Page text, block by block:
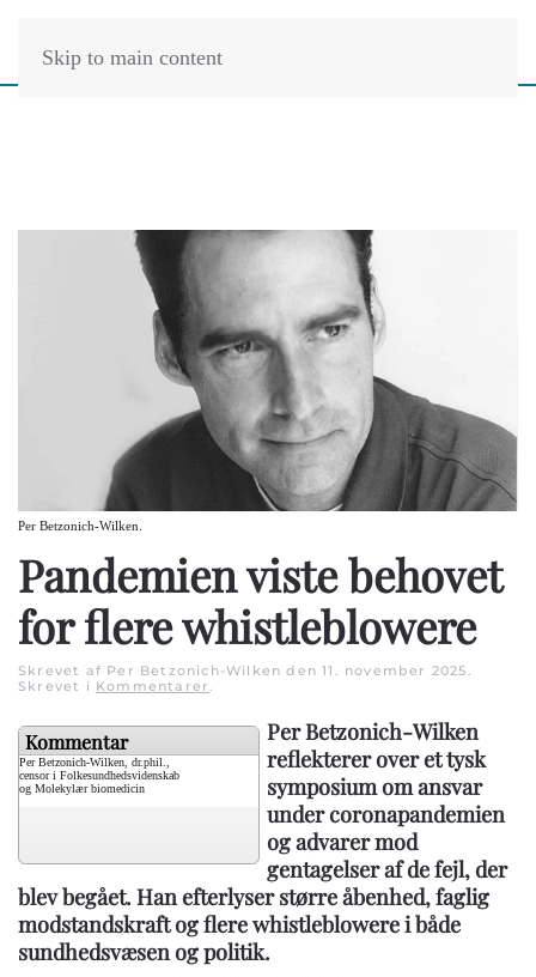
Skip to main content
Per Betzonich-Wilken.
Pandemien viste behovet
for flere whistleblowere
Skrevet af Per Betzonich-Wilken den11. november 2025.
Skrevet i Kommentarer.
Kommentar
Per Betzonich-Wilken, dr.phil.,
censor i Folkesundhedsvidenskab
og Molekylær biomedicin
Per Betzonich-Wilken
reflekterer over et tysk
symposium om ansvar
under coronapandemien
og advarer mod
gentagelser af de fejl, der
blev begået. Han efterlyser større åbenhed, faglig
modstandskraft og flere whistleblowere i både
sundhedsvæsen og politik.